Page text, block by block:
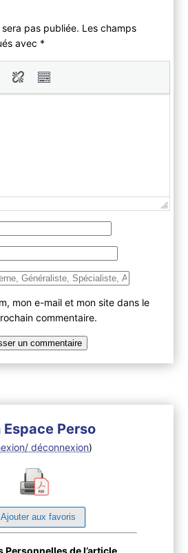
pas publiée. Les champs
avec *
mon e-mail et mon site dans le
commentaire.
Espace Perso
déconnexion)
Ajouter aux favoris
Personnelles de l’article